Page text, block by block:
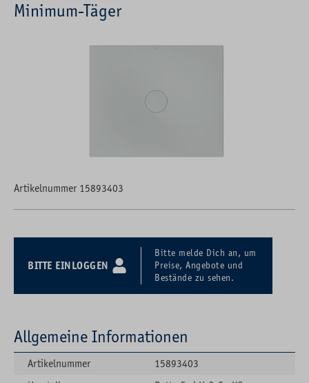
Minimum-Täger
Artikelnummer 15893403
BITTE EINLOGGEN
Bitte melde Dich an, um
Preise, Angebote und
Bestände zu sehen.
Allgemeine Informationen
Artikelnummer
15893403